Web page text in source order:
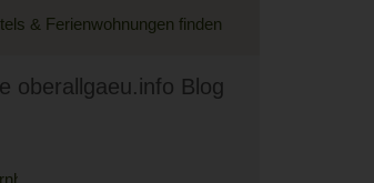
& Ferienwohnungen finden
oberallgaeu.info Blog